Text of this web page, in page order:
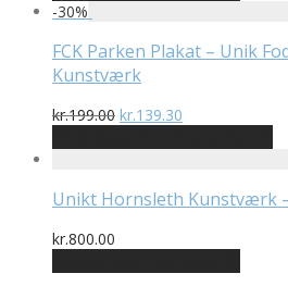
-30%
FCK Parken Plakat – Unik
Kunstværk
kr.199.00 Den
pris
kr.199.00.
kr.139.30
pris
kr.139.30.
Unikt Hornsleth Kunstværk
kr.800.00